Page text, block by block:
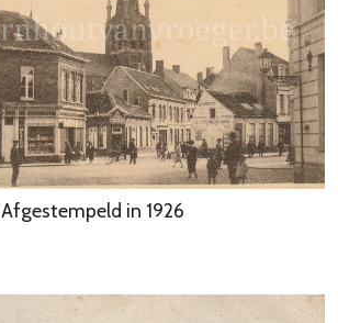
Afgestempeld in 1926